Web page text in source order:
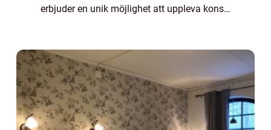
erbjuder en unik möjlighet att uppleva konst,